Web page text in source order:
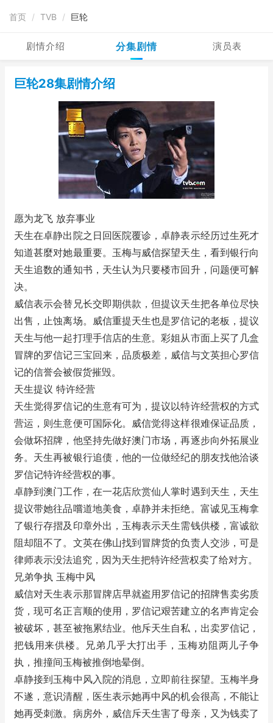
首页 / TVB / 巨轮
剧情介绍 分集剧情 演员表
巨轮28集剧情介绍
愿为龙飞 放弃事业
天生在卓静出院之日回医院覆诊，卓静表示经历过生死才
知道甚麼对她最重要。玉梅与威信探望天生，看到银行向
天生追数的通知书，天生认为只要楼市回升，问题便可解
决。
威信表示会替兄长交即期供款，但提议天生把各单位尽快
出售，止蚀离场。威信重提天生也是罗信记的老板，提议
天生与他一起打理手信店的生意。彩姐从市面上买了几盒
冒牌的罗信记三宝回来，品质极差，威信与文英担心罗信
记的信誉会被假货摧毁。
天生提议 特许经营
天生觉得罗信记的生意有可为，提议以特许经营权的方式
营运，则生意便可国际化。威信觉得这样很难保证品质，
会做坏招牌，他坚持先做好澳门市场，再逐步向外拓展业
务。天生再被银行追债，他的一位做经纪的朋友找他洽谈
罗信记特许经营权的事。
卓静到澳门工作，在一花店欣赏仙人掌时遇到天生，天生
提议带她往品嚐道地美食，卓静并未拒绝。富诚见玉梅拿
了银行存摺及印章外出，玉梅表示天生需钱供楼，富诚欲
阻却阻不了。文英在佛山找到冒牌货的负责人交涉，可是
律师表示没法追究，因为天生把特许经营权卖了给对方。
兄弟争执 玉梅中风
威信对天生表示那冒牌店早就盗用罗信记的招牌售卖劣质
货，现可名正言顺的使用，罗信记艰苦建立的名声肯定会
被破坏，甚至被拖累结业。他斥天生自私，出卖罗信记，
把钱用来供楼。兄弟几乎大打出手，玉梅劝阻两儿子争
执，推撞间玉梅被推倒地晕倒。
卓静接到玉梅中风入院的消息，立即前往探望。玉梅半身
不遂，意识清醒，医生表示她再中风的机会很高，不能让
她再受刺激。病房外，威信斥天生害了母亲，又为钱卖了